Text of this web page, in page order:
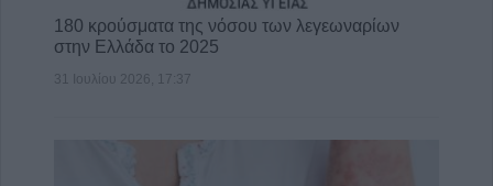
180 κρούσματα της νόσου των λεγεωναρίων
στην Ελλάδα το 2025
31 Ιουλίου 2026, 17:37